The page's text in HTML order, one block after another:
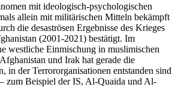
mit ideologisch-psychologischen
allein mit militärischen Mitteln bekämpft
die desaströsen Ergebnisse des Krieges
(2001-2021) bestätigt. Im
westliche Einmischung in muslimischen
und Irak hat gerade die
in der Terrororganisationen entstanden sind
zum Beispiel der IS, Al-Quaida und Al-